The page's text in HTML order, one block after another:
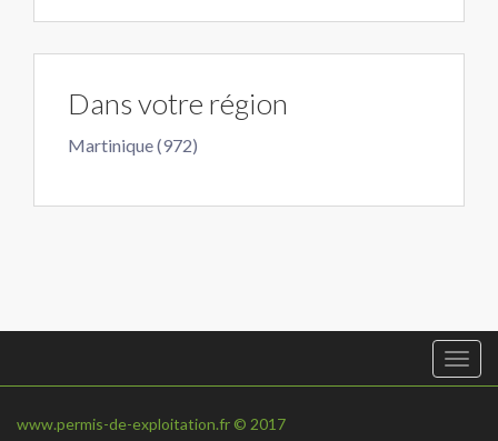
Dans votre région
Martinique (972)
www.permis-de-exploitation.fr © 2017